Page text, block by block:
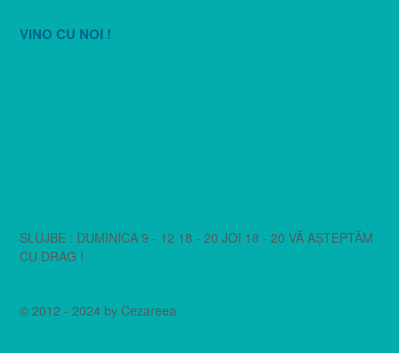
VINO CU NOI !
SLUJBE : DUMINICA 9 - 12 18 - 20 JOI 18 - 20 VĂ AȘTEPTĂM
CU DRAG !
© 2012 - 2024 by Cezareea